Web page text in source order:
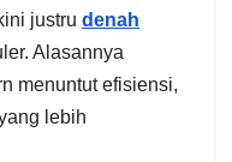
justru denah
Alasannya
menuntut efisiensi,
lebih